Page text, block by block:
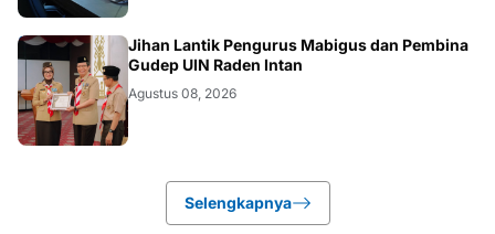
.LAMPUNG
Jihan Lantik Pengurus Mabigus dan Pembina
Gudep UIN Raden Intan
Agustus 08, 2026
Selengkapnya